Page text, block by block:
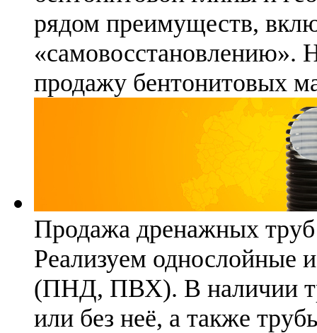
рядом преимуществ,
«самовосстановлению».
продажу бентонитовых
Продажа дренажных труб
Реализуем однослойные
(ПНД, ПВХ). В наличии
или без неё, а также